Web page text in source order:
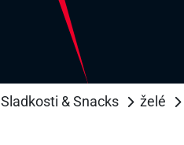
Sladkosti & Snacks želé